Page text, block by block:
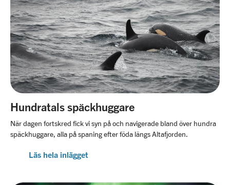
Hundratals späckhuggare
När dagen fortskred fick vi syn på och navigerade bland över hundra
späckhuggare, alla på spaning efter föda längs Altafjorden.
Läs hela inlägget